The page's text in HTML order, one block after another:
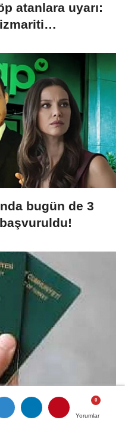
Yorumlar
Yorumlar
atanlara uyarı:
bugün de 3
Pasaprt İçin